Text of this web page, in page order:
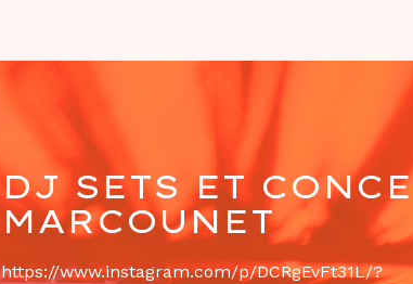
DJ SETS ET
MARCOUNET
https://www.instagram.com/p/DCRgEvFt31L/?